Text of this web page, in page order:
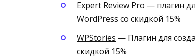
Expert Review Pro — плагин
WordPress со скидкой 15%
WPStories — Плагин для
скидкой 15%